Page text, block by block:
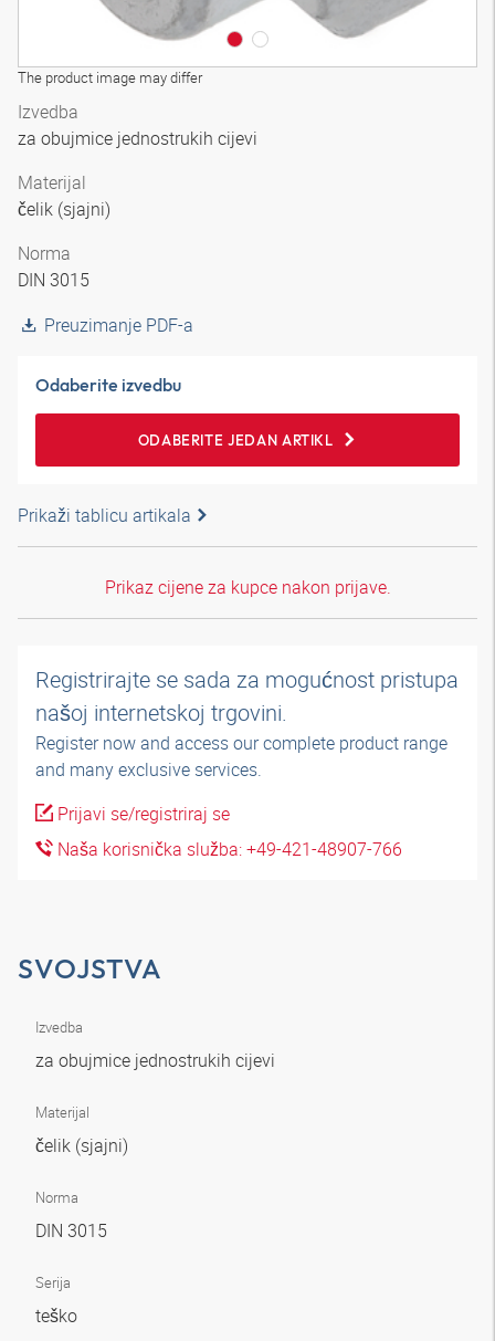
The product image may differ
Izvedba
za obujmice jednostrukih cijevi
Materijal
čelik (sjajni)
Norma
DIN 3015
Preuzimanje PDF-a
Odaberite izvedbu
ODABERITE JEDAN ARTIKL
Prikaži tablicu artikala
Prikaz cijene za kupce nakon prijave.
Registrirajte se sada za mogućnost pristupa
našoj internetskoj trgovini.
Register now and access our complete product range
and many exclusive services.
Prijavi se/registriraj se
Naša korisnička služba: +49-421-48907-766
SVOJSTVA
Izvedba
za obujmice jednostrukih cijevi
Materijal
čelik (sjajni)
Norma
DIN 3015
Serija
teško